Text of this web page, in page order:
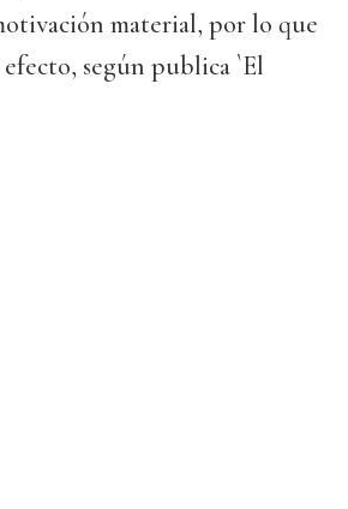
material, por lo que
según publica `El